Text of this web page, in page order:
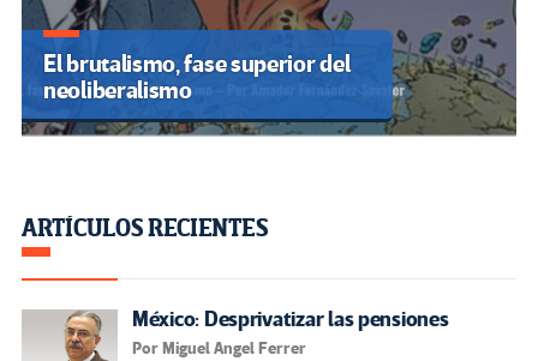
El brutalismo, fase superior del
neoliberalismo
ARTÍCULOS RECIENTES
México: Desprivatizar las pensiones
Por Miguel Angel Ferrer